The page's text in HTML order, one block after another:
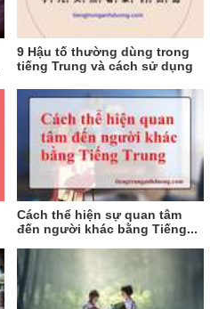
9 Hậu tố thường dùng trong
tiếng Trung và cách sử dụng
Cách thể hiện sự quan tâm
đến người khác bằng Tiếng...